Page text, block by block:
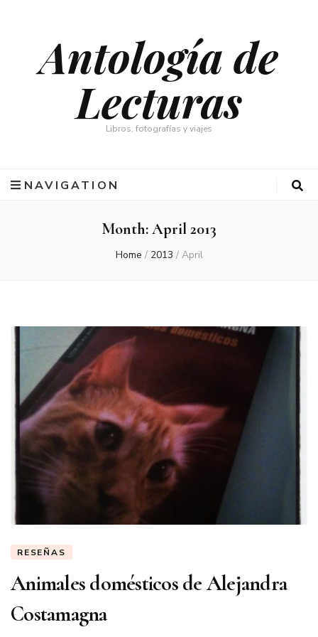
Antología de
Lecturas
Libros, fotografías y viajes
NAVIGATION
Month: April 2013
Home / 2013 / April
RESEÑAS
Animales domésticos de Alejandra
Costamagna